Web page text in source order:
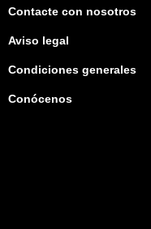
Contacte con nosotros
Aviso legal
Condiciones generales
Conócenos